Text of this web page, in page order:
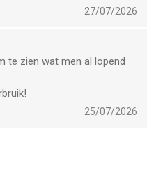
de dag en werkelijk, dat
stappen zetten en meestal
is daarbij een heel goede
27/07/2026
te zien wat men al lopend
25/07/2026